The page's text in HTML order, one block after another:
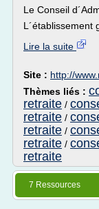
Le Conseil
L´établissement
Lire la suite
Site : http://
Thèmes liés :
retraite /
retraite /
retraite /
retraite /
retraite
7 Ressources